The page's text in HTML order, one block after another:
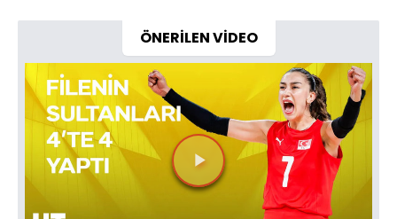
ÖNERİLEN VİDEO
Videoyu